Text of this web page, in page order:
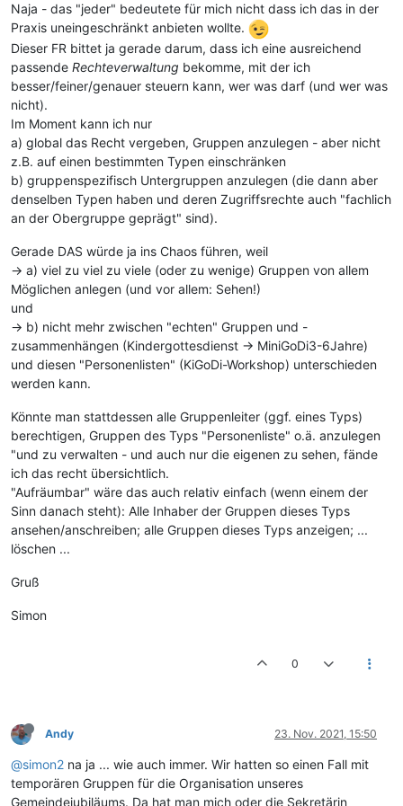
Naja - das "jeder" bedeutete für mich nicht dass ich das in der
Praxis uneingeschränkt anbieten wollte.
Dieser FR bittet ja gerade darum, dass ich eine ausreichend
passende Rechteverwaltung bekomme, mit der ich
besser/feiner/genauer steuern kann, wer was darf (und wer was
nicht).
Im Moment kann ich nur
a) global das Recht vergeben, Gruppen anzulegen - aber nicht
z.B. auf einen bestimmten Typen einschränken
b) gruppenspezifisch Untergruppen anzulegen (die dann aber
denselben Typen haben und deren Zugriffsrechte auch "fachlich
an der Obergruppe geprägt" sind).
Gerade DAS würde ja ins Chaos führen, weil
-> a) viel zu viel zu viele (oder zu wenige) Gruppen von allem
Möglichen anlegen (und vor allem: Sehen!)
und
-> b) nicht mehr zwischen "echten" Gruppen und -
zusammenhängen (Kindergottesdienst -> MiniGoDi3-6Jahre)
und diesen "Personenlisten" (KiGoDi-Workshop) unterschieden
werden kann.
Könnte man stattdessen alle Gruppenleiter (ggf. eines Typs)
berechtigen, Gruppen des Typs "Personenliste" o.ä. anzulegen
"und zu verwalten - und auch nur die eigenen zu sehen, fände
ich das recht übersichtlich.
"Aufräumbar" wäre das auch relativ einfach (wenn einem der
Sinn danach steht): Alle Inhaber der Gruppen dieses Typs
ansehen/anschreiben; alle Gruppen dieses Typs anzeigen; ...
löschen ...
Gruß
Simon
0
Andy 23. Nov. 2021, 15:50
@simon2 na ja ... wie auch immer. Wir hatten so einen Fall mit
temporären Gruppen für die Organisation unseres
Gemeindejubiläums. Da hat man mich oder die Sekretärin